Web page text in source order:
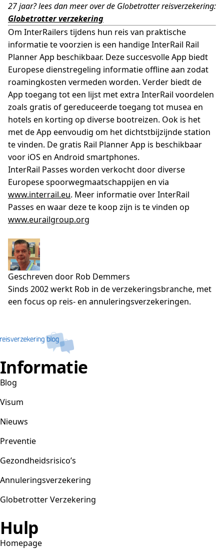
27 jaar? lees dan meer over de Globetrotter reisverzekering:
Globetrotter verzekering
Om InterRailers tijdens hun reis van praktische
informatie te voorzien is een handige InterRail Rail
Planner App beschikbaar. Deze succesvolle App biedt
Europese dienstregeling informatie offline aan zodat
roamingkosten vermeden worden. Verder biedt de
App toegang tot een lijst met extra InterRail voordelen
zoals gratis of gereduceerde toegang tot musea en
hotels en korting op diverse bootreizen. Ook is het
met de App eenvoudig om het dichtstbijzijnde station
te vinden. De gratis Rail Planner App is beschikbaar
voor iOS en Android smartphones.
InterRail Passes worden verkocht door diverse
Europese spoorwegmaatschappijen en via
www.interrail.eu. Meer informatie over InterRail
Passes en waar deze te koop zijn is te vinden op
www.eurailgroup.org
Geschreven door Rob Demmers
Sinds 2002 werkt Rob in de verzekeringsbranche, met
een focus op reis- en annuleringsverzekeringen.
Informatie
Blog
Visum
Nieuws
Preventie
Gezondheidsrisico’s
Annuleringsverzekering
Globetrotter Verzekering
Hulp
Homepage